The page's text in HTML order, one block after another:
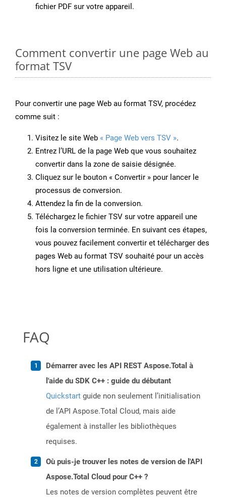
fichier PDF sur votre appareil.
Comment convertir une page Web au
format TSV
Pour convertir une page Web au format TSV, procédez
comme suit :
Visitez le site Web « Page Web vers TSV ».
Entrez l’URL de la page Web que vous souhaitez
convertir dans la zone de saisie désignée.
Cliquez sur le bouton « Convertir » pour lancer le
processus de conversion.
Attendez la fin de la conversion.
Téléchargez le fichier TSV sur votre appareil une
fois la conversion terminée. En suivant ces étapes,
vous pouvez facilement convertir et télécharger des
pages Web au format TSV souhaité pour un accès
hors ligne et une utilisation ultérieure.
FAQ
Démarrer avec les API REST Aspose.Total à
l'aide du SDK C++ : guide du débutant
Quickstart guide non seulement l’initialisation
de l’API Aspose.Total Cloud, mais aide
également à installer les bibliothèques
requises.
Où puis-je trouver les notes de version de l'API
Aspose.Total Cloud pour C++ ?
Les notes de version complètes peuvent être